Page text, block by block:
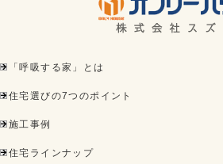
「呼吸する家」とは
住宅選びの7つのポイント
施工事例
住宅ラインナップ